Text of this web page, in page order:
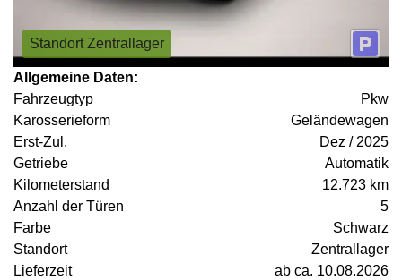
Standort Zentrallager
Allgemeine Daten:
Fahrzeugtyp
Pkw
Karosserieform
Geländewagen
Erst-Zul.
Dez / 2025
Getriebe
Automatik
Kilometerstand
12.723 km
Anzahl der Türen
5
Farbe
Schwarz
Standort
Zentrallager
Lieferzeit
ab ca. 10.08.2026